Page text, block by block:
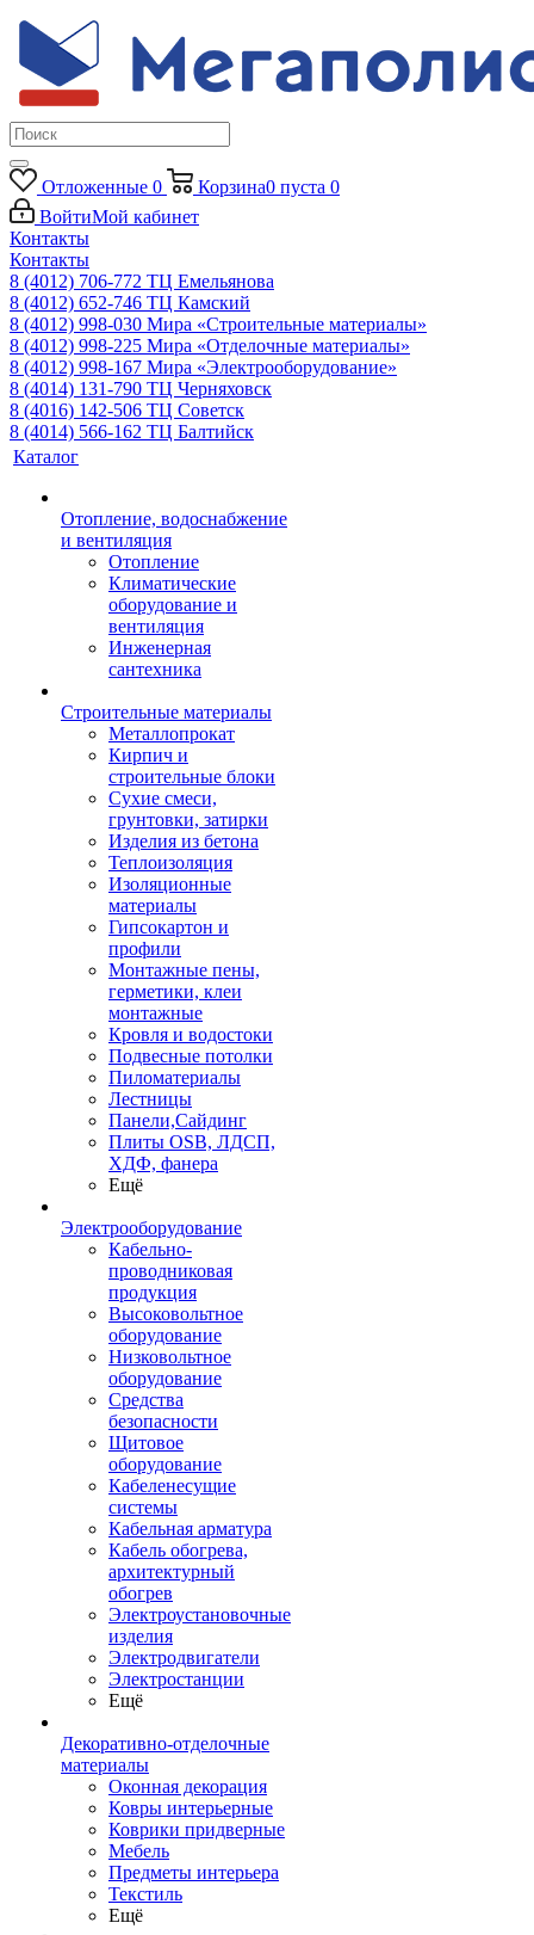
Отложенные 0 Корзина0 пуста 0
ВойтиМой кабинет
Контакты
Контакты
8 (4012) 706-772 ТЦ Емельянова
8 (4012) 652-746 ТЦ Камский
8 (4012) 998-030 Мира «Строительные материалы»
8 (4012) 998-225 Мира «Отделочные материалы»
8 (4012) 998-167 Мира «Электрооборудование»
8 (4014) 131-790 ТЦ Черняховск
8 (4016) 142-506 ТЦ Советск
8 (4014) 566-162 ТЦ Балтийск
Каталог
Отопление, водоснабжение
и вентиляция
Отопление
Климатические
оборудование и
вентиляция
Инженерная
сантехника
Строительные материалы
Металлопрокат
Кирпич и
строительные блоки
Сухие смеси,
грунтовки, затирки
Изделия из бетона
Теплоизоляция
Изоляционные
материалы
Гипсокартон и
профили
Монтажные пены,
герметики, клеи
монтажные
Кровля и водостоки
Подвесные потолки
Пиломатериалы
Лестницы
Панели,Сайдинг
Плиты OSB, ЛДСП,
ХДФ, фанера
Ещё
Электрооборудование
Кабельно-
проводниковая
продукция
Высоковольтное
оборудование
Низковольтное
оборудование
Средства
безопасности
Щитовое
оборудование
Кабеленесущие
системы
Кабельная арматура
Кабель обогрева,
архитектурный
обогрев
Электроустановочные
изделия
Электродвигатели
Электростанции
Ещё
Декоративно-отделочные
материалы
Оконная декорация
Ковры интерьерные
Коврики придверные
Мебель
Предметы интерьера
Текстиль
Ещё